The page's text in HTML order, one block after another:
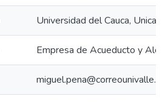
Universidad del Cauca,
Empresa de Acueducto y